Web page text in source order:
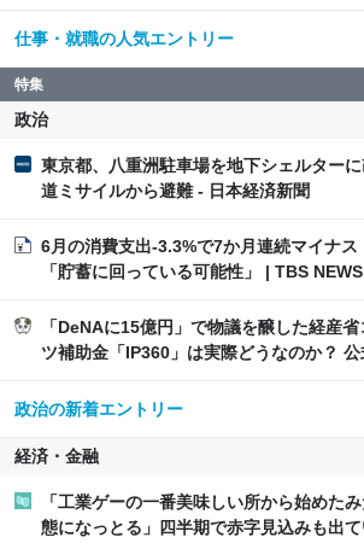
仕事・就職の人気エントリー
特集
政治
東京都、八重洲駐車場を地下シェルター
道ミサイルから避難 - 日本経済新聞
6月の消費支出-3.3%で7か月連続マイナ
「貯蓄に回っている可能性」 | TBS
「DeNAに15億円」で物議を醸した経産
ツ補助金「IP360」は実際どうなのか？ 公
政治の新着エントリー
経済・金融
「工業ゲーの一番美味しい所から始めた
態になっとる」四半期で赤字見込みも出て